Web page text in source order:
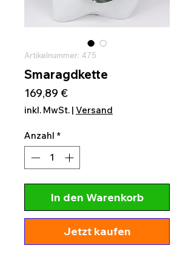
Artikelnummer: 475
Smaragdkette
169,89 €Preis
inkl. MwSt. | Versand
Anzahl *
In den Warenkorb
Jetzt kaufen